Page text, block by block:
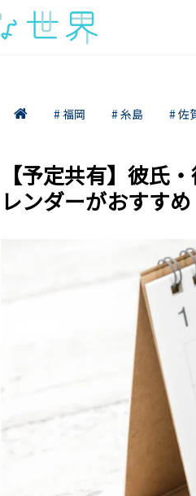
# 福岡 # 糸島 # 佐
【予定共有】彼氏
レンダーがおすすめ